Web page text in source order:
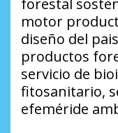
forestal
motor
diseño del
productos
servicio de
fitosanitario,
efeméride